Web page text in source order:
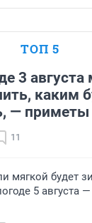
ТОП 5
3
каким
— приметы
11
мягкой будет
5 августа